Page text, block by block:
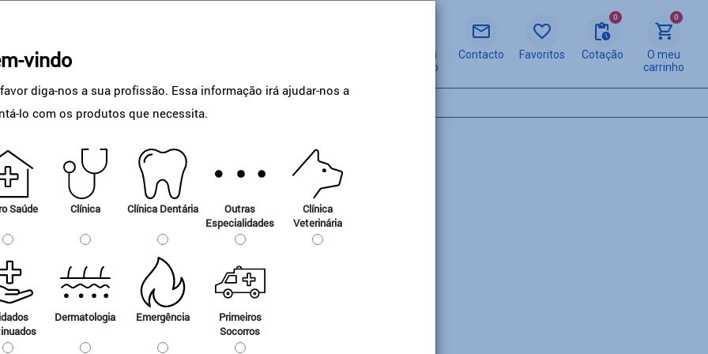
vindo
diga-nos a sua profissão. Essa informação irá ajudar-nos a
lo com os produtos que necessita.
Saúde Clínica Clínica Dentária
Outras
Especialidades
Clínica
Veterinária
Dermatologia Emergência
Primeiros
Socorros
O meu
espaço
Contacto Favoritos
0
Cotação
0
O meu
carrinho
Formação
O curso de e-learning AL
Training é um plano de
formação online